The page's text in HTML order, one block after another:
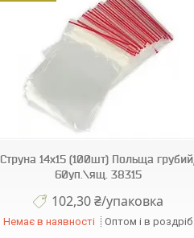
Струна 14х15 (100шт) Польща грубий,
60уп.\ящ. 38315
102,30 ₴/упаковка
Немає в наявності Оптом і в роздріб
112557